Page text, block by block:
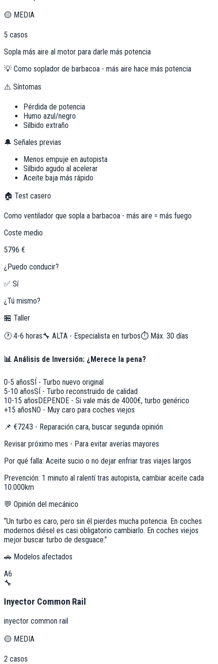
🟡 MEDIA
5 casos
Sopla más aire al motor para darle más potencia
💡 Como soplador de barbacoa - más aire hace más potencia
⚠️ Síntomas
Pérdida de potencia
Humo azul/negro
Silbido extraño
🔔 Señales previas
Menos empuje en autopista
Silbido agudo al acelerar
Aceite baja más rápido
🏠 Test casero
Como ventilador que sopla a barbacoa - más aire = más fuego
Coste medio
5796 €
¿Puedo conducir?
✅ Sí
¿Tú mismo?
🏪 Taller
🕐 4-6 horas🔧 ALTA - Especialista en turbos⏱️ Máx. 30 días
📊 Análisis de Inversión: ¿Merece la pena?
0-5 añosSÍ - Turbo nuevo original
5-10 añosSÍ - Turbo reconstruido de calidad
10-15 añosDEPENDE - Si vale más de 4000€, turbo genérico
+15 añosNO - Muy caro para coches viejos
📌 €7243 - Reparación cara, buscar segunda opinión
Revisar próximo mes - Para evitar averías mayores
Por qué falla: Aceite sucio o no dejar enfriar tras viajes largos
Prevención: 1 minuto al ralentí tras autopista, cambiar aceite cada
10.000km
💬 Opinión del mecánico
“Un turbo es caro, pero sin él pierdes mucha potencia. En coches
modernos diésel es casi obligatorio cambiarlo. En coches viejos
mejor buscar turbo de desguace.”
🚗 Modelos afectados
A6
🔧
Inyector Common Rail
inyector common rail
🟡 MEDIA
2 casos